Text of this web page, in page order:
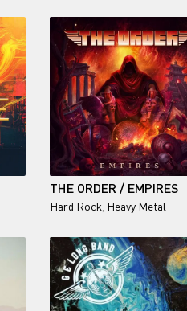
THE ORDER / EMPIRES
Hard Rock Heavy Metal